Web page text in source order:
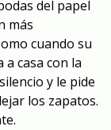
del papel
más
cuando su
a casa con la
y le pide
los zapatos.